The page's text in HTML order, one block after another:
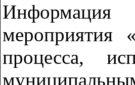
мероприятия
процесса,